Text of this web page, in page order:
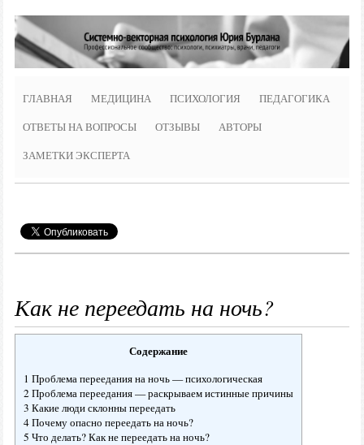
ГЛАВНАЯ МЕДИЦИНА ПСИХОЛОГИЯ ПЕДАГОГИКА
ОТВЕТЫ НА ВОПРОСЫ ОТЗЫВЫ АВТОРЫ
ЗАМЕТКИ ЭКСПЕРТА
Как не переедать на ночь?
Содержание
1 Проблема переедания на ночь — психологическая
2 Проблема переедания — раскрываем истинные причины
3 Какие люди склонны переедать
4 Почему опасно переедать на ночь?
5 Что делать? Как не переедать на ночь?